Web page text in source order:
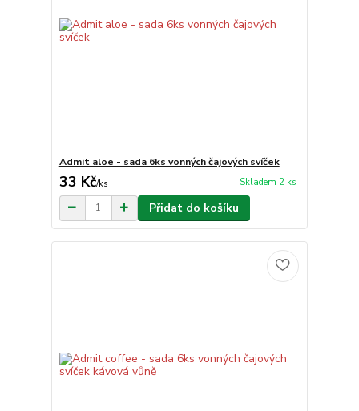
Admit aloe - sada 6ks vonných čajových svíček
33 Kč/ks Skladem 2 ks
Přidat do košíku